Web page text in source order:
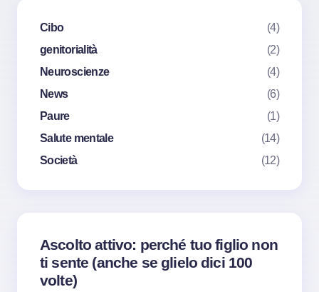
Cibo
(4)
genitorialità
(2)
Neuroscienze
(4)
News
(6)
Paure
(1)
Salute mentale
(14)
Società
(12)
Ascolto attivo: perché tuo figlio non
ti sente (anche se glielo dici 100
volte)